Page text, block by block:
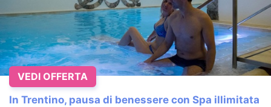
In Trentino, pausa di benessere con Spa illimitata
VEDI OFFERTA